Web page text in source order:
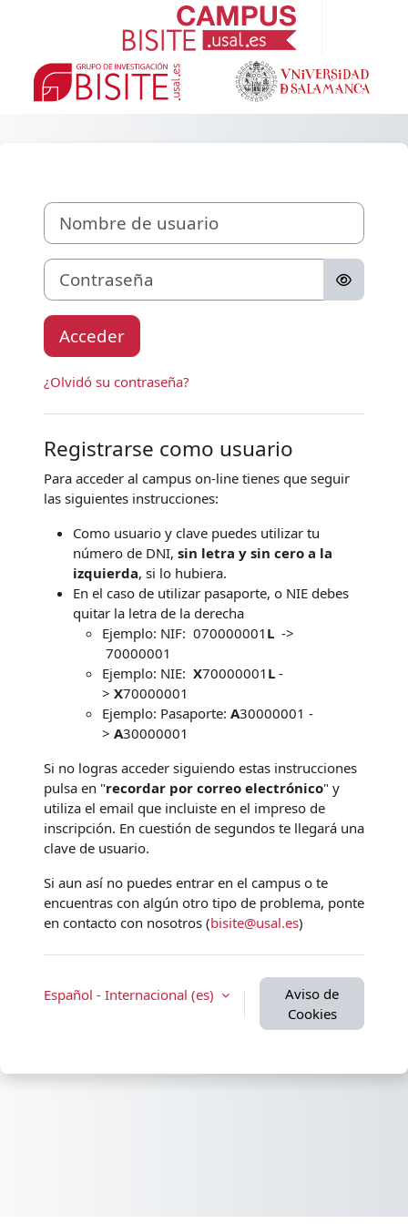
Entrar a
Nombre de usuario
Contraseña
Acceder
¿Olvidó su contraseña?
Registrarse como usuario
Para acceder al campus on-line tienes que seguir
las siguientes instrucciones:
Como usuario y clave puedes utilizar tu
número de DNI, sin letra y sin cero a la
izquierda, si lo hubiera.
En el caso de utilizar pasaporte, o NIE debes
quitar la letra de la derecha
Ejemplo: NIF: 070000001 L ->
70000001
Ejemplo: NIE: X70000001 L -
> X70000001
Ejemplo: Pasaporte: A30000001 -
> A30000001
Si no logras acceder siguiendo estas instrucciones
pulsa en "recordar por correo electrónico" y
utiliza el email que incluiste en el impreso de
inscripción. En cuestión de segundos te llegará una
clave de usuario.
Si aun así no puedes entrar en el campus o te
encuentras con algún otro tipo de problema, ponte
en contacto con nosotros (bisite@usal.es)
Español - Internacional ‎(es)‎
Aviso de
Cookies